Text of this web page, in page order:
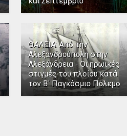
ΘΑΛΕΙΑ: Από την
Αλεξανδρούπολη στην
Αλεξάνδρεια - Οι ηρωικές
στιγμές του πλοίου κατά
τον Β΄ Παγκόσμιο Πόλεμο